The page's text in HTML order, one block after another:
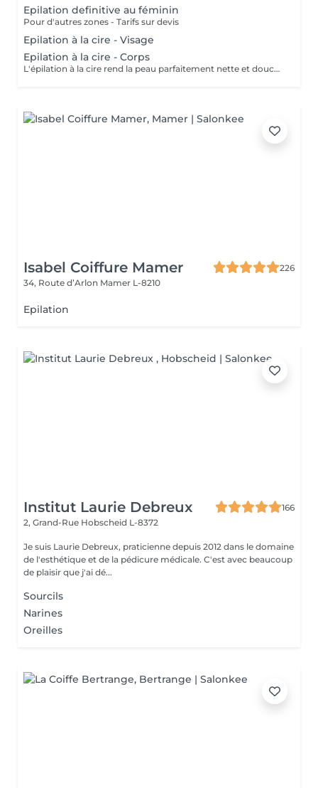
Epilation definitive au féminin
Pour d'autres zones - Tarifs sur devis
Epilation à la cire - Visage
Epilation à la cire - Corps
L'épilation à la cire rend la peau parfaitement nette et douce. Cest un art exigeant, qui nécessite des cires de qualité et un réel savoir-faire. Nous avons sélectionné des cires dexception Perron Rigaux, qui vous garantissent une épilation tout en douceur en respectant votre peau, et une repousse vraiment moins rapide.
Isabel Coiffure Mamer
226
34, Route d’Arlon Mamer L-8210
Epilation
Institut Laurie Debreux
166
2, Grand-Rue Hobscheid L-8372
Je suis Laurie Debreux, praticienne depuis 2012 dans le domaine
de l'esthétique et de la pédicure médicale. C'est avec beaucoup
de plaisir que j'ai dé...
Sourcils
Narines
Oreilles